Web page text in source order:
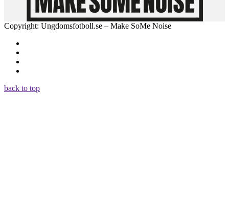
Copyright: Ungdomsfotboll.se – Make SoMe Noise
back to top